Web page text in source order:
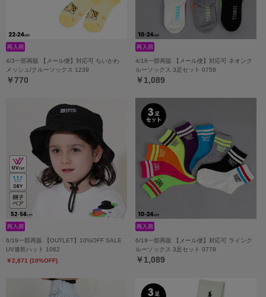
4/3一部再販 【メール便】対応可 ちいかわ
メッシュ/クルーソックス 1239
￥770
4/16一部再販 【メール便】対応可 ネオンク
ルーソックス 3足セット 0758
￥1,089
6/19一部再販 【OUTLET】10%OFF SALE
UV速乾ハット 1062
￥2,871 (10%OFF)
6/19一部再販 【メール便】対応可 ラインク
ルーソックス 3足セット 0778
￥1,089